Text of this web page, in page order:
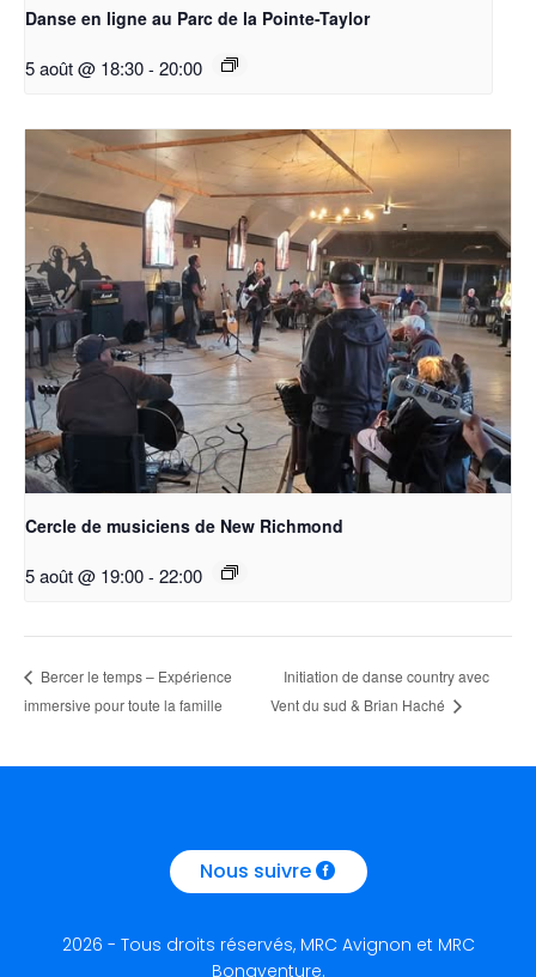
Danse en ligne au Parc de la Pointe-Taylor
5 août @ 18:30- 20:00
Cercle de musiciens de New Richmond
5 août @ 19:00- 22:00
Bercer le temps – Expérience
immersive pour toute la famille
Initiation de danse country avec
Vent du sud & Brian Haché
Nous suivre
2026 - Tous droits réservés, MRC Avignon et MRC
Bonaventure.